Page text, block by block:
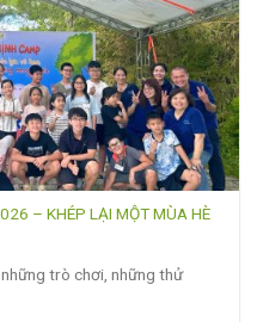
– KHÉP LẠI MỘT MÙA HÈ
trò chơi, những thử